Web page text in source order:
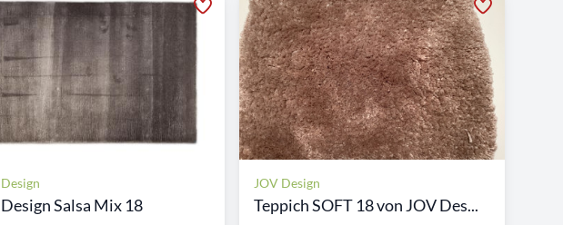
Salsa Mix 18
JOV Design
Teppich SOFT 18 von JOV Des...